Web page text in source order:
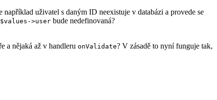
například uživatel s daným ID neexistuje v databázi a provede se
$values->user bude nedefinovaná?
a nějaká až v handleru onValidate? V zásadě to nyní funguje tak,